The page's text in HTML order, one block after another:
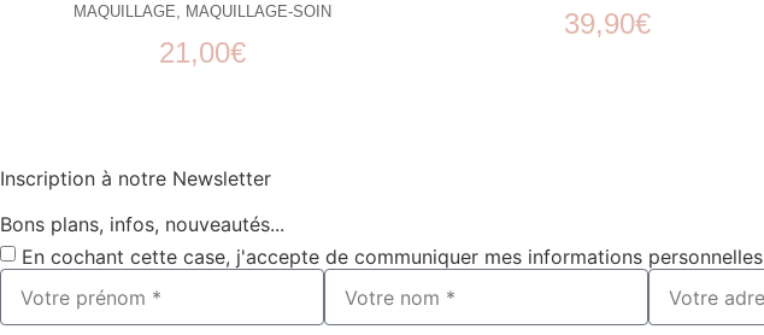
MAQUILLAGE, MAQUILLAGE-SOIN
21,00€
39,90€
Inscription à notre Newsletter
Bons plans, infos, nouveautés...
En cochant cette case, j'accepte de communiquer mes informations personnelles